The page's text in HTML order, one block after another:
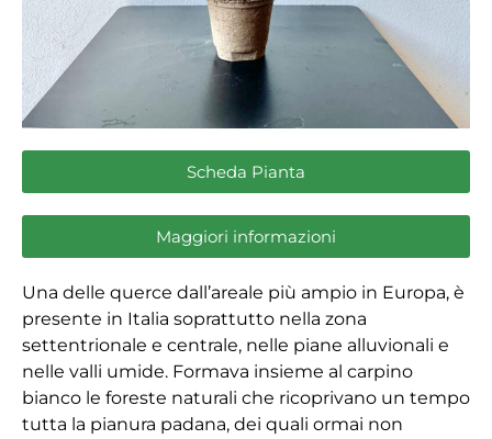
Scheda Pianta
Maggiori informazioni
Una delle querce dall’areale più ampio in Europa, è
presente in Italia soprattutto nella zona
settentrionale e centrale, nelle piane alluvionali e
nelle valli umide. Formava insieme al carpino
bianco le foreste naturali che ricoprivano un tempo
tutta la pianura padana, dei quali ormai non